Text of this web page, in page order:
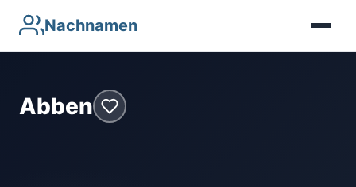
Nachnamen
Abben